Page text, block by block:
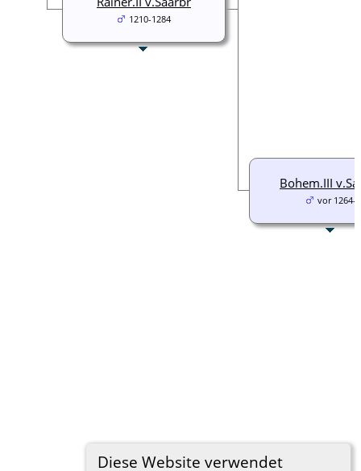
Diese Website verwendet
Bohem.III
vor 1264-
1210-1284